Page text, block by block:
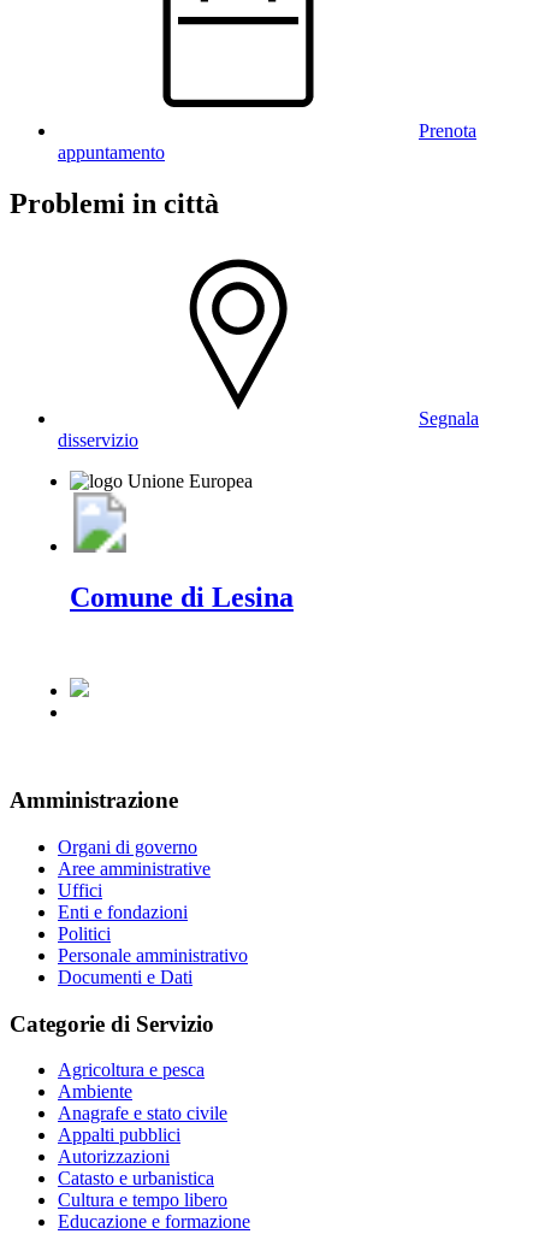
Prenota
appuntamento
Problemi in città
Segnala
disservizio
Comune di Lesina
Amministrazione
Organi di governo
Aree amministrative
Uffici
Enti e fondazioni
Politici
Personale amministrativo
Documenti e Dati
Categorie di Servizio
Agricoltura e pesca
Ambiente
Anagrafe e stato civile
Appalti pubblici
Autorizzazioni
Catasto e urbanistica
Cultura e tempo libero
Educazione e formazione